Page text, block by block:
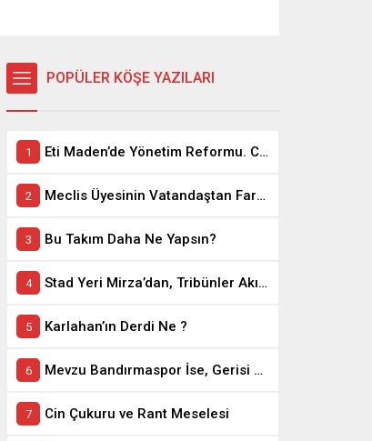
POPÜLER KÖŞE YAZILARI
Eti Maden’de Yönetim Reformu. CEO Modeli’nde Kadro / Taşeron İşçilik Ayrımı Kalkıyor
Meclis Üyesinin Vatandaştan Farkı Ne ?
Bu Takım Daha Ne Yapsın?
Stad Yeri Mirza’dan, Tribünler Akın’dan: Geriye Bakanlık Kaldı.
Karlahan’ın Derdi Ne ?
Mevzu Bandırmaspor İse, Gerisi Teferruattır
Cin Çukuru ve Rant Meselesi